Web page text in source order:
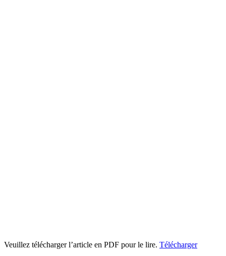
Veuillez télécharger l’article en PDF pour le lire. Télécharger